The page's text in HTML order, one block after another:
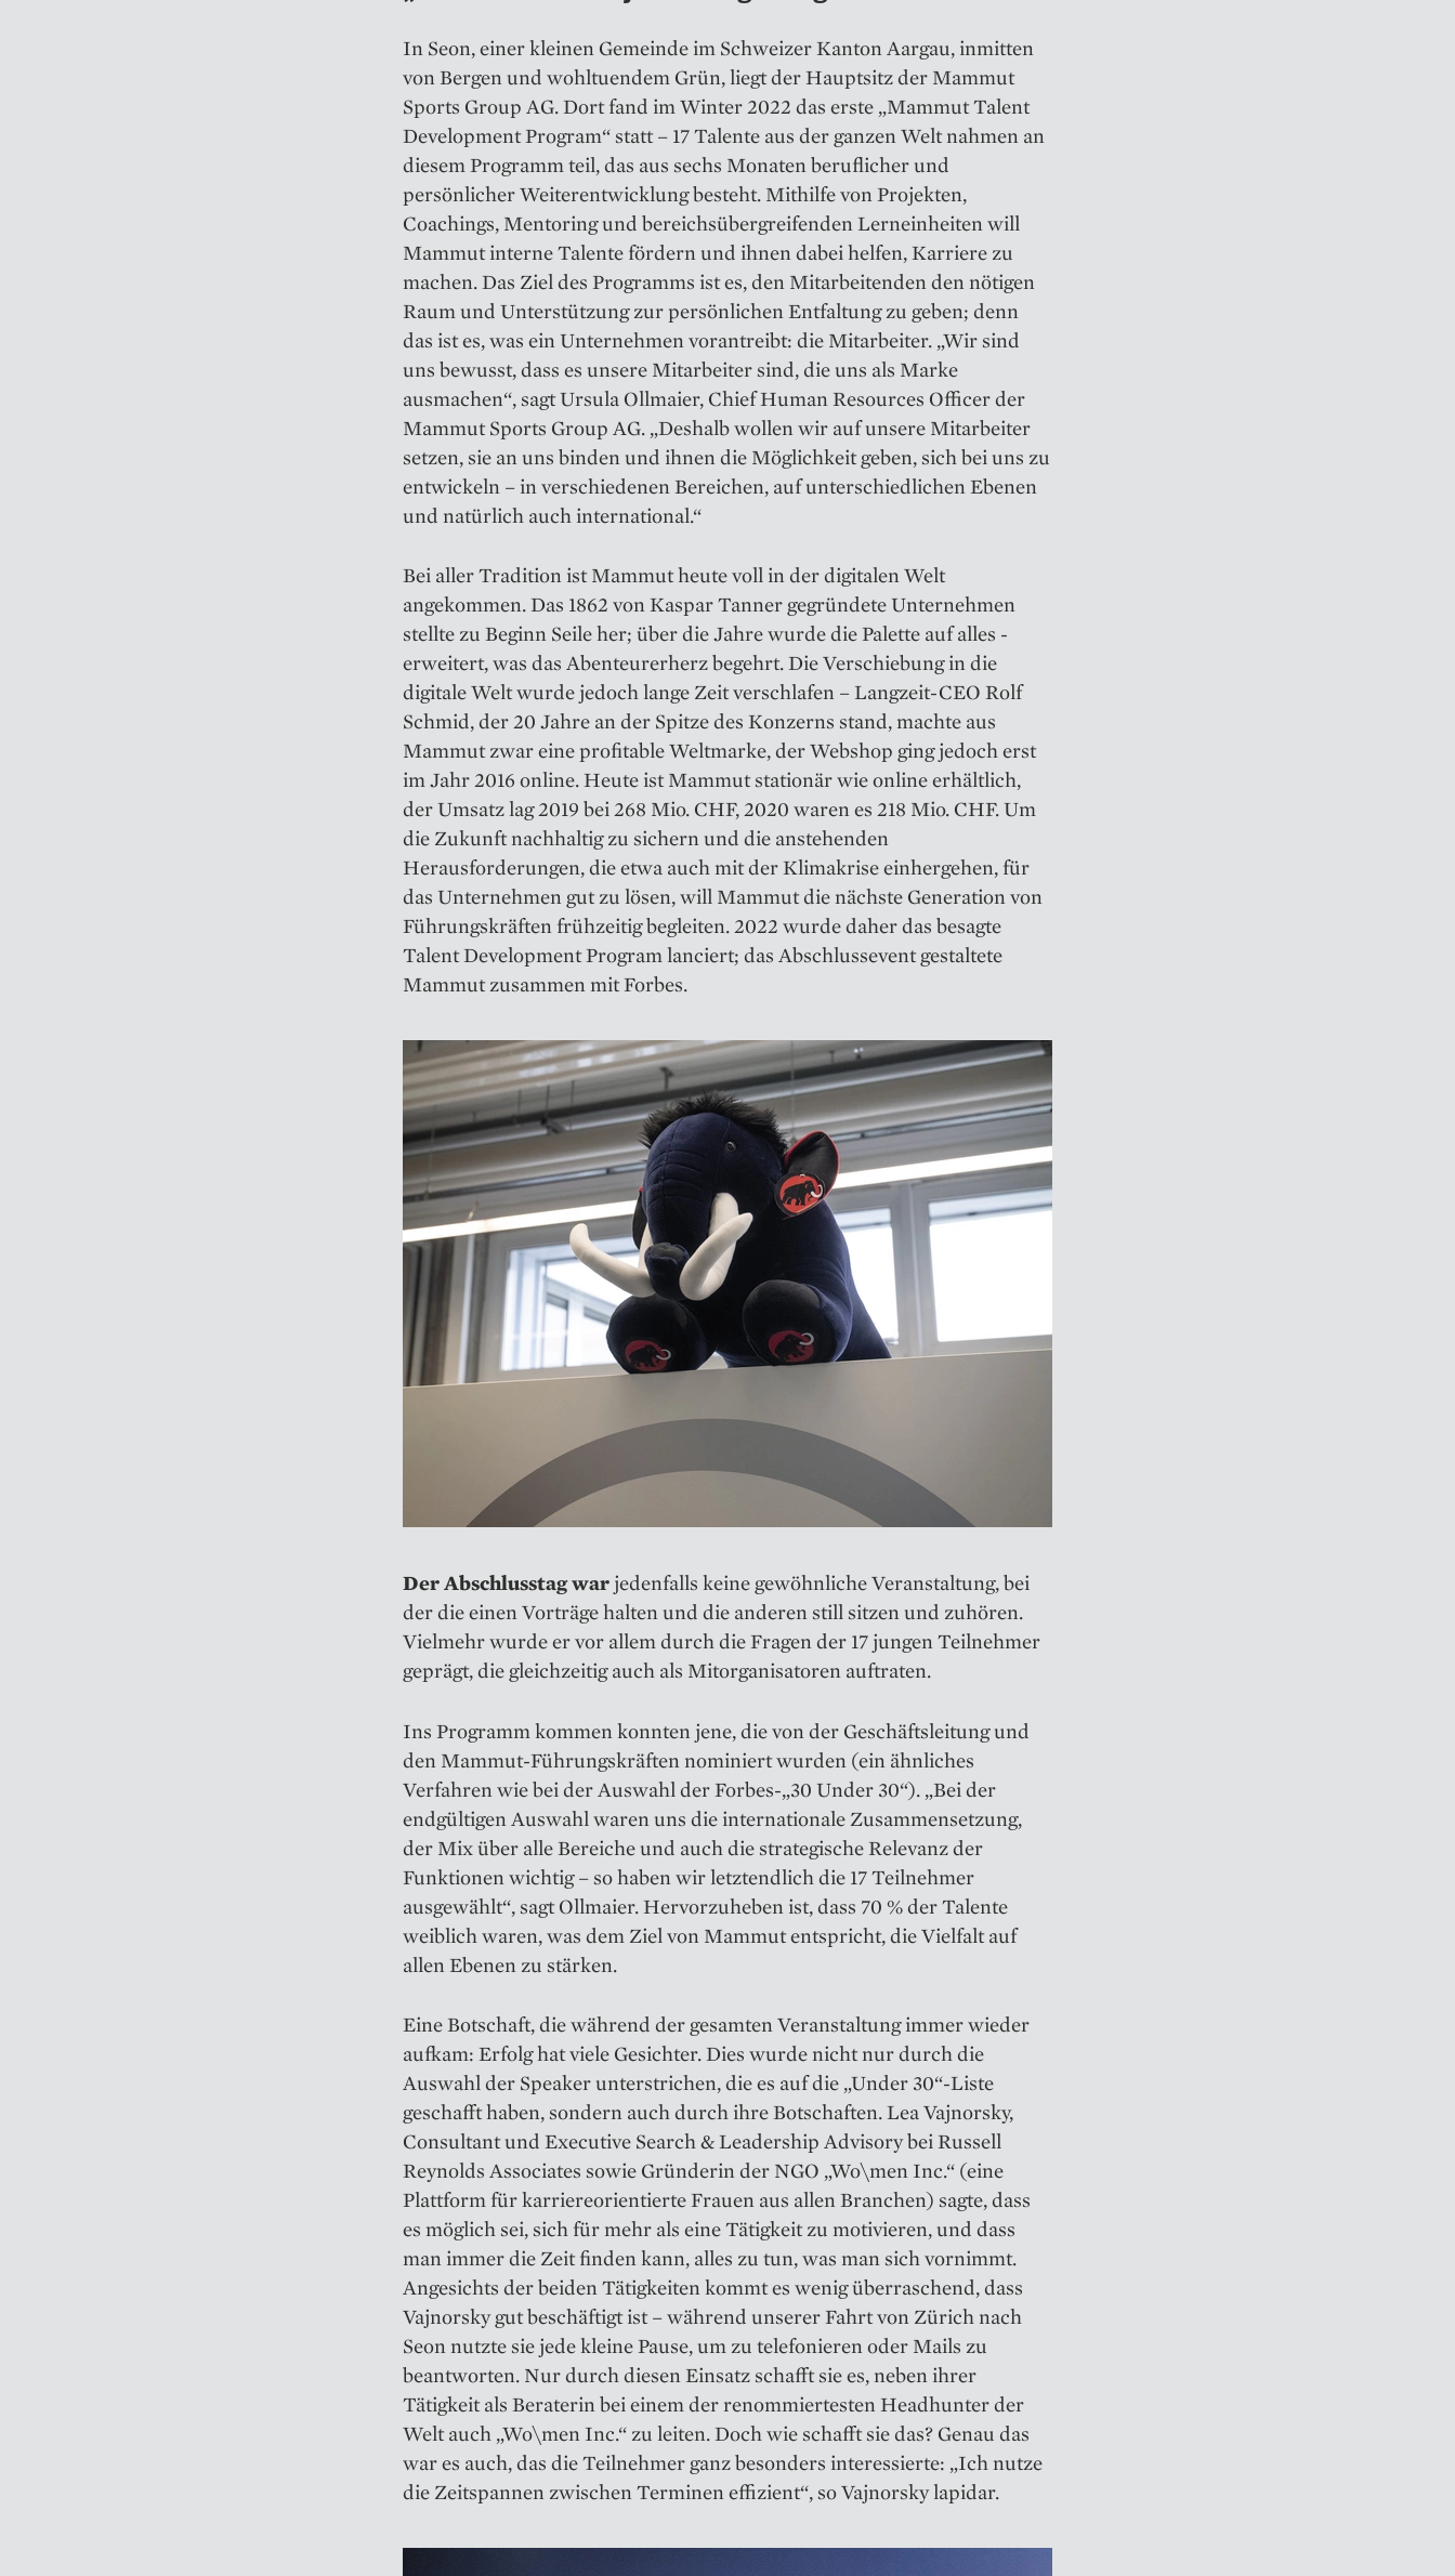
In Seon, einer kleinen Gemeinde im Schweizer Kanton Aargau, inmitten
von Bergen und wohltuendem Grün, liegt der Hauptsitz der Mammut
Sports Group AG. Dort fand im Winter 2022 das erste „Mammut Talent
Development Program“ statt – 17 Talente aus der ganzen Welt nahmen an
diesem Programm teil, das aus sechs Monaten beruflicher und
persönlicher Weiterentwicklung besteht. Mithilfe von Projekten,
Coachings, Mentoring und bereichsübergreifen­den Lerneinheiten will
Mammut interne Talente fördern und ihnen ­dabei helfen, Karriere zu
machen. Das Ziel des Programms ist es, den Mitarbeitenden den nötigen
Raum und Unterstützung zur persönlichen Entfaltung zu geben; denn
das ist es, was ein Unternehmen vorantreibt: die Mitarbeiter. „Wir sind
uns bewusst, dass es unsere Mitarbeiter sind, die uns als Marke
ausmachen“, sagt Ursula Ollmaier, Chief Human Resources Officer der
Mammut Sports Group AG. „Deshalb wollen wir auf unsere Mitarbeiter
setzen, sie an uns binden und ihnen die Möglichkeit geben, sich bei uns zu
entwickeln – in verschiedenen Bereichen, auf unterschiedlichen Ebenen
und natürlich auch international.“
Bei aller Tradition ist Mammut heute voll in der digitalen Welt
angekommen. Das ­1862 von Kaspar Tanner gegründete Unter­nehmen
stellte zu Beginn ­Seile her; über die Jahre wurde die Palette auf ­alles ­
erweitert, was das Abenteurerherz begehrt. Die Verschiebung in die
digitale Welt wurde ­jedoch lange Zeit verschlafen – Langzeit-CEO Rolf
Schmid, der 20 Jahre an der Spitze des Konzerns stand, machte aus
Mammut zwar eine ­profitable Weltmarke, der Webshop ging jedoch erst
im Jahr 2016 online. Heute ist Mammut stationär wie online erhältlich,
der Umsatz lag 2019 bei 268 Mio. CHF, 2020 waren es 218 Mio. CHF. Um
die Zukunft nachhaltig zu sichern und die an­stehenden
Herausforderungen, die etwa auch mit der Klimakrise einhergehen, für
das Unternehmen gut zu lösen, will Mammut die nächste Generation von
Führungskräften frühzeitig begleiten. 2022 wurde daher das besagte
Talent Development Program lanciert; das Abschlussevent gestaltete
Mammut zusammen mit Forbes.
Der Abschlusstag war jedenfalls keine gewöhnliche Veranstaltung, bei
der die einen Vorträge halten und die anderen still sitzen und zuhören.
Vielmehr wurde er vor allem durch die Fragen der 17 jungen Teilnehmer
geprägt, die gleichzeitig auch als Mitorganisatoren auftraten.
Ins Programm kommen konnten jene, die von der Geschäftsleitung und
den Mammut-Führungskräften nominiert wurden (ein ähnliches
Verfahren wie bei der Auswahl der Forbes-„30 Under 30“). „Bei der
endgültigen Auswahl waren uns die internationale Zusammensetzung,
der Mix über alle Bereiche und auch die strategische Relevanz der
Funktionen wichtig – so haben wir letztendlich die 17 Teilnehmer
ausgewählt“, sagt Ollmaier. Hervorzuheben ist, dass 70 % der Talente
weiblich waren, was dem Ziel von Mammut entspricht, die Vielfalt auf
allen Ebenen zu stärken.
Eine Botschaft, die während der gesamten Veranstaltung immer wieder
aufkam: Erfolg hat viele Gesichter. Dies wurde nicht nur durch die
Auswahl der Speaker unterstrichen, die es auf die „Under 30“-Liste
geschafft haben, sondern auch durch ihre Botschaften. Lea Vajnorsky,
Consultant und Executive Search & Leadership Advisory bei Russell
Reynolds Associates sowie Gründerin der NGO „Wo\men Inc.“ (eine
Plattform für karriereorientierte Frauen aus allen Branchen) sagte, dass
es möglich sei, sich für mehr als eine Tätigkeit zu motivieren, und dass
man immer die Zeit finden kann, alles zu tun, was man sich vornimmt.
Angesichts der beiden Tätigkeiten kommt es wenig überraschend, dass
Vajnorsky gut ­beschäftigt ist – während unserer Fahrt von Zürich nach
Seon nutzte sie jede kleine Pause, um zu telefonieren oder Mails zu
beantworten. Nur durch diesen Einsatz schafft sie es, neben ihrer
Tätigkeit als Beraterin bei einem der renommiertesten Headhunter der
Welt auch „Wo\men Inc.“ zu leiten. Doch wie schafft sie das? Genau das
war es auch, das die Teilnehmer ganz besonders interessierte: „Ich nutze
die Zeit­spannen zwischen Terminen effizient“, so Vajnorsky lapidar.